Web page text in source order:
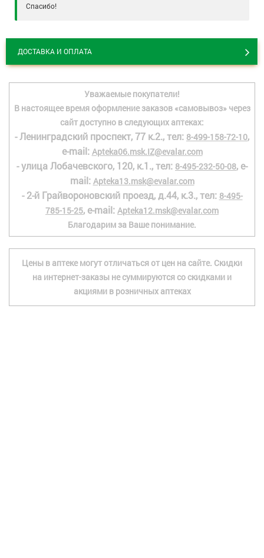
Спасибо!
ДОСТАВКА И ОПЛАТА
Уважаемые покупатели!
В настоящее время оформление заказов «самовывоз» через
сайт доступно в следующих аптеках:
- Ленинградский проспект, 77 к.2., тел: 8-499-158-72-10,
e-mail: Apteka06.msk.IZ@evalar.com
- улица Лобачевского, 120, к.1., тел: 8-495-232-50-08, e-
mail: Apteka13.msk@evalar.com
- 2-й Грайвороновский проезд, д.44, к.3., тел: 8-495-
785-15-25, e-mail: Apteka12.msk@evalar.com
Благодарим за Ваше понимание.
Цены в аптеке могут отличаться от цен на сайте. Скидки
на интернет-заказы не суммируются со скидками и
акциями в розничных аптеках